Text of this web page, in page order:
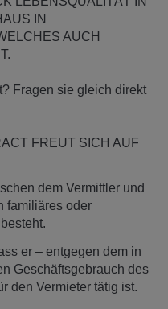
IN
AUCH
Fragen sie gleich direkt
FREUT SICH AUF
dem Vermittler und
familiäres oder
er – entgegen dem in
Geschäftsgebrauch des
den Vermieter tätig ist.